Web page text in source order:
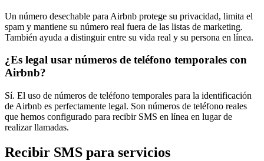
Un número desechable para Airbnb protege su privacidad, limita el
spam y mantiene su número real fuera de las listas de marketing.
También ayuda a distinguir entre su vida real y su persona en línea.
¿Es legal usar números de teléfono temporales con
Airbnb?
Sí. El uso de números de teléfono temporales para la identificación
de Airbnb es perfectamente legal. Son números de teléfono reales
que hemos configurado para recibir SMS en línea en lugar de
realizar llamadas.
Recibir SMS para servicios